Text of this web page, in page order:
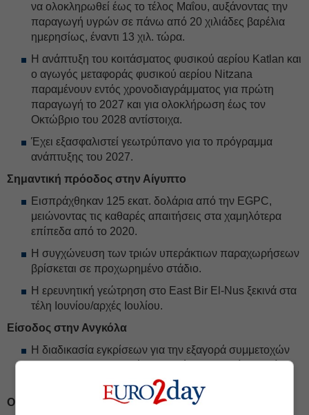
να ολοκληρωθεί έως το τέλος Μαΐου, αυξάνοντας την
παραγωγή υγρών σε πάνω από 20 χιλιάδες βαρέλια
ημερησίως, έναντι 13 χιλ. τώρα.
Η ανάπτυξη του κοιτάσματος φυσικού αερίου Katlan και
ο αγωγός μεταφοράς φυσικού αερίου Nitzana
παραμένουν εντός χρονοδιαγράμματος για πρώτη
παραγωγή το 2027 και για ολοκλήρωση έως τον
Οκτώβριο του 2028 αντίστοιχα.
Έχει εξασφαλιστεί γεωτρύπανο για το πρόγραμμα
ανάπτυξης του 2027.
Σημαντική πρόοδος στην Αίγυπτο
Εισπράχθηκαν 125 εκατ. δολάρια από την EGPC,
μειώνοντας τις καθαρές απαιτήσεις στα χαμηλότερα
επίπεδα από το 2020.
Η συγχώνευση των τριών υπεράκτιων παραχωρήσεων
βρίσκεται σε προχωρημένο στάδιο.
Η ερευνητική γεώτρηση στο East Bir El-Nus ξεκινά στα
τέλη Ιουνίου/αρχές Ιουλίου.
Είσοδος στην Ανγκόλα
Η διαδικασία εγκρίσεων για την εξαγορά συμμετοχών
της Chevron προχωρά κανονικά, με ολοκλήρωση έως
Οικονομικά αποτελέσματα Α’ τριμήνου 2026